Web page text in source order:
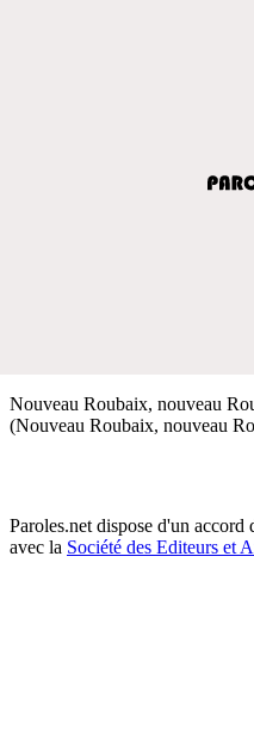
Nouveau Roubaix, nouveau
(Nouveau Roubaix, nouveau
Paroles.net dispose d'un accord
avec la Société des Editeurs et